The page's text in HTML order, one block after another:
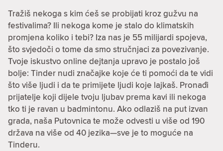
Tražiš nekoga s kim ćeš se probijati kroz gužvu na
festivalima? Ili nekoga kome je stalo do klimatskih
promjena koliko i tebi? Iza nas je 55 milijardi spojeva,
što svjedoči o tome da smo stručnjaci za povezivanje.
Tvoje iskustvo online dejtanja upravo je postalo još
bolje: Tinder nudi značajke koje će ti pomoći da te vidi
što više ljudi i da te primijete ljudi koje lajkaš. Pronađi
prijatelje koji dijele tvoju ljubav prema kavi ili nekoga
tko ti je ravan u badmintonu. Ako odlaziš na put izvan
grada, naša Putovnica te može odvesti u više od 190
država na više od 40 jezika—sve je to moguće na
Tinderu.